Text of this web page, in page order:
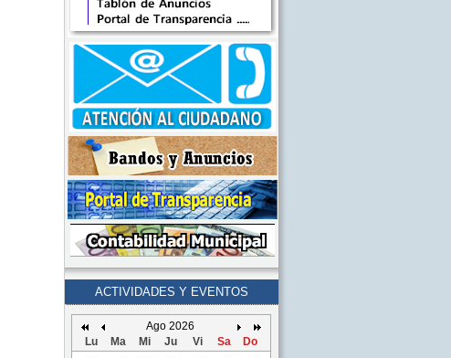
ACTIVIDADES Y EVENTOS
Ago 2026
Lu
Ma Mi Ju Vi Sa
Do